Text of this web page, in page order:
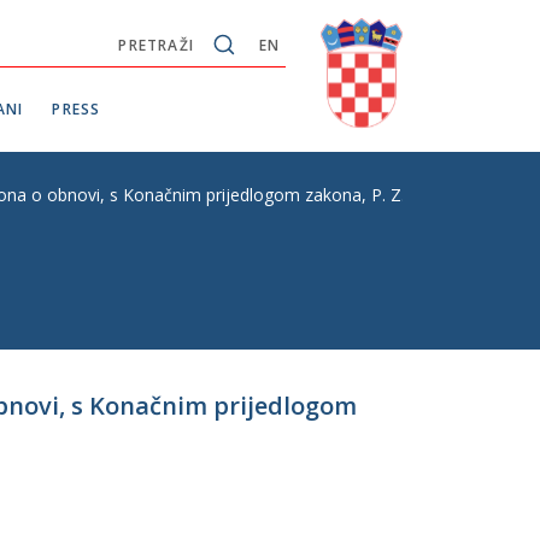
EN
PRETRAŽI
PRESS
o obnovi, s Konačnim prijedlogom zakona, P. Z. br. 327
s Konačnim prijedlogom